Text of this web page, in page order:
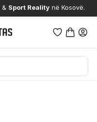
& Sport Reality në Kosovë.